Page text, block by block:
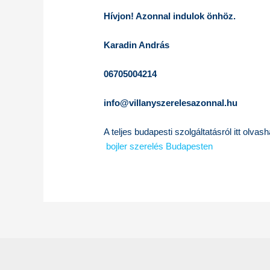
Hívjon! Azonnal indulok önhöz.
Karadin András
06705004214
info@villanyszerelesazonnal.hu
A teljes budapesti szolgáltatásról itt
bojler szerelés Budapesten